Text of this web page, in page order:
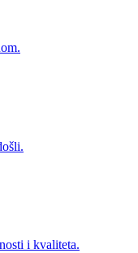
i kvaliteta.